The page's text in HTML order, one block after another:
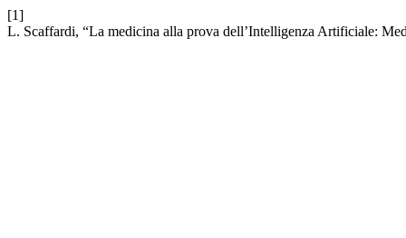
[1]
L. Scaffardi, “La medicina alla prova dell’Intelligenza Artificiale: